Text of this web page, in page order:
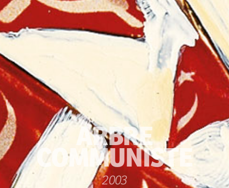
ARBRE
COMMUNISTE
2003